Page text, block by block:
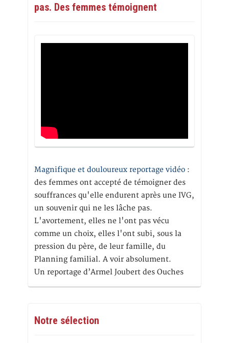
pas. Des femmes témoignent
Magnifique et douloureux reportage vidéo :
des femmes ont accepté de témoigner des
souffrances qu'elle endurent après une IVG,
un souvenir qui ne les lâche pas.
L'avortement, elles ne l'ont pas vécu
comme un choix, elles l'ont subi, sous la
pression du père, de leur famille, du
Planning familial. A voir absolument.
Un reportage d’Armel Joubert des Ouches
Notre sélection